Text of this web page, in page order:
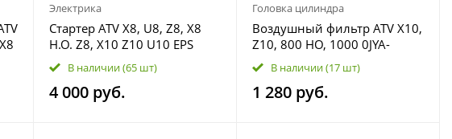
Электрика
Стартер ATV Х8, U8, Z8, X8
H.O. Z8, X10 Z10 U10 EPS
0800-091000
В наличии(65 шт)
4 000 руб.
Головка цилиндра
Воздушный фильтр ATV X10,
Z10, 800 HO, 1000 0JYA-
112000-10000
В наличии(17 шт)
1 280 руб.